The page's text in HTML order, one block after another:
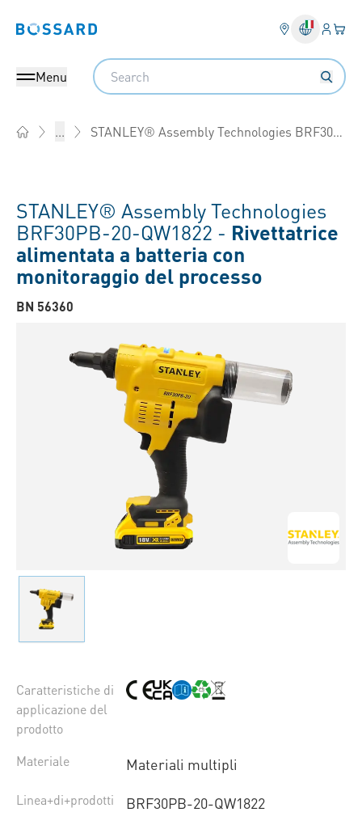
Bossard homepage Login
Il
Menu
Search
... STANLEY® Assembly Technologies BRF30PB-20
STANLEY® Assembly Technologies
BRF30PB-20-QW1822 - Rivettatrice
alimentata a batteria con
monitoraggio del processo
BN 56360
Caratteristiche di
applicazione del
prodotto
Materiale
Materiali multipli
Linea+di+prodotti BRF30PB-20-QW1822